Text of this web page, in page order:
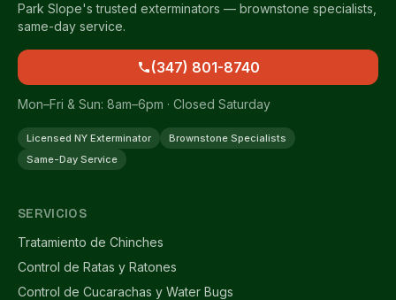
Park Slope's trusted exterminators — brownstone specialists,
same-day service.
(347) 801-8740
Mon–Fri & Sun: 8am–6pm · Closed Saturday
Licensed NY Exterminator
Brownstone Specialists
Same-Day Service
SERVICIOS
Tratamiento de Chinches
Control de Ratas y Ratones
Control de Cucarachas y Water Bugs